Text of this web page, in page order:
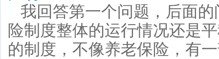
我回答第一个问题，后面
险制度整体的运行情况还是
的制度，不像养老保险，有